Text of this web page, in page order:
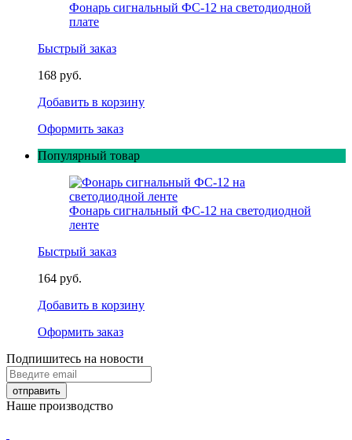
Фонарь сигнальный ФС-12 на светодиодной
плате
Быстрый заказ
168 руб.
Добавить в корзину
Оформить заказ
Популярный товар
Фонарь сигнальный ФС-12 на светодиодной
ленте
Быстрый заказ
164 руб.
Добавить в корзину
Оформить заказ
Подпишитесь на новости
Наше производство